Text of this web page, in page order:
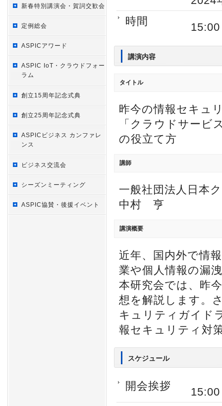
新春特別講演会・賀詞交歓会
定例総会
ASPICアワード
ASPIC IoT・クラウドフォー
ラム
創立15周年記念式典
創立25周年記念式典
ASPICビジネス カンファレ
ンス
ビジネス交流会
シーズンミーティング
ASPIC協賛・後援イベント
時間
講演内容
タイトル
昨今の情報セキュ
「クラウドサービ
の役立て方
講師
一般社団法人日本
中村 亨
講演概要
近年、国内外で情
業や個人情報の漏
本研究会では、昨
想を解説します。
キュリティガイド
報セキュリティ対
スケジュール
開会挨拶